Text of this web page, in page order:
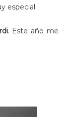
especial.
. Este año me